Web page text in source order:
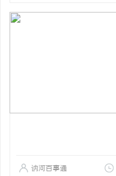
讷河百事通